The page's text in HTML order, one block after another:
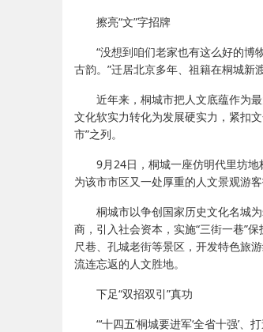
擦亮“文”字招牌
“没想到咱们老家也有这么好的博
古韵。”迁居北京多年、祖籍在桐城新
近年来，桐城市把人文底蕴作为
文化软实力转化为发展硬实力，紧扣
市”之列。
9月24日，桐城一座仿明代里坊
为该市市区又一处厚重的人文景观游客
桐城市以争创国家历史文化名城
商，引入社会资本，实施“三街一巷”
尺巷、孔城老街等景区，开发特色旅
流连忘返的人文胜地。
下足“双招双引”真功
“‘十四五’桐城要进军‘全省十强’